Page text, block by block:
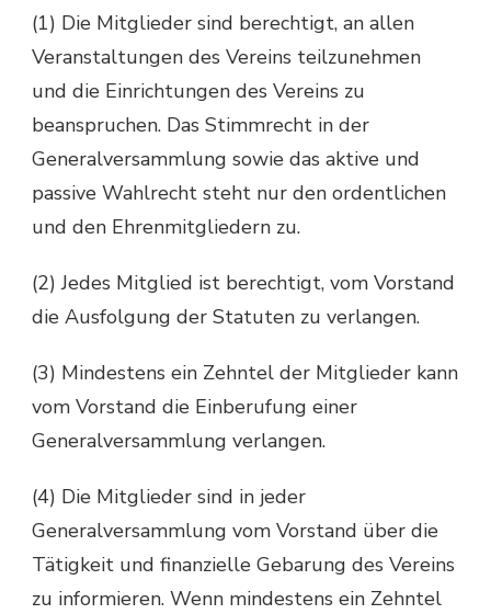
(1) Die Mitglieder sind berechtigt, an allen
Veranstaltungen des Vereins teilzunehmen
und die Einrichtungen des Vereins zu
beanspruchen. Das Stimmrecht in der
Generalversammlung sowie das aktive und
passive Wahlrecht steht nur den ordentlichen
und den Ehrenmitgliedern zu.
(2) Jedes Mitglied ist berechtigt, vom Vorstand
die Ausfolgung der Statuten zu verlangen.
(3) Mindestens ein Zehntel der Mitglieder kann
vom Vorstand die Einberufung einer
Generalversammlung verlangen.
(4) Die Mitglieder sind in jeder
Generalversammlung vom Vorstand über die
Tätigkeit und finanzielle Gebarung des Vereins
zu informieren. Wenn mindestens ein Zehntel